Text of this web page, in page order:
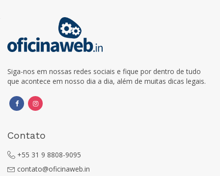
Siga-nos em nossas redes sociais e fique por dentro de tudo
que acontece em nosso dia a dia, além de muitas dicas legais.
Contato
+55 31 9 8808-9095
contato@oficinaweb.in